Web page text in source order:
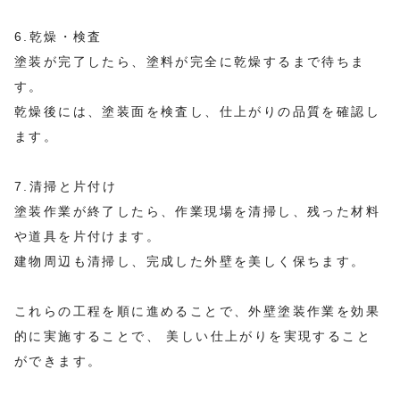
6.乾燥・検査
塗装が完了したら、塗料が完全に乾燥するまで待ちま
す。
乾燥後には、塗装面を検査し、仕上がりの品質を確認し
ます。
7.清掃と片付け
塗装作業が終了したら、作業現場を清掃し、残った材料
や道具を片付けます。
建物周辺も清掃し、完成した外壁を美しく保ちます。
これらの工程を順に進めることで、外壁塗装作業を効果
的に実施することで、 美しい仕上がりを実現すること
ができます。